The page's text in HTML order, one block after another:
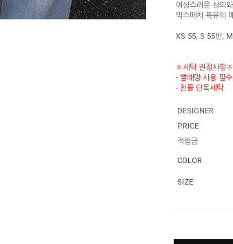
여성스러운 상의
믹스매치 특유의
XS 55, S 55반,
※세탁 권장사항※
- 빨래망 사용 필
- 찬물 단독세탁
DESIGNER
PRICE
적립금
COLOR
SIZE